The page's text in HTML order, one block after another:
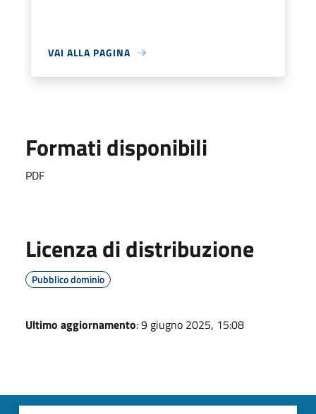
VAI ALLA PAGINA
Formati disponibili
PDF
Licenza di distribuzione
Pubblico dominio
Ultimo aggiornamento: 9 giugno 2025, 15:08